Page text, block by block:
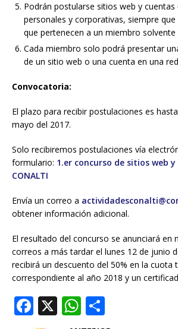
Podrán postularse sitios web y cuentas
personales y corporativas, siempre
que pertenecen a un miembro solvente
Cada miembro solo podrá presentar
de un sitio web o una cuenta en una
Convocatoria:
El plazo para recibir postulaciones es
mayo del 2017.
Solo recibiremos postulaciones vía
formulario: 1.er concurso de sitios web
CONALTI
Envía un correo a
obtener información adicional.
El resultado del concurso se anunciará en
correos a más tardar el lunes 12 de junio
recibirá un descuento del 50% en la cuota
correspondiente al año 2018 y un
F X W